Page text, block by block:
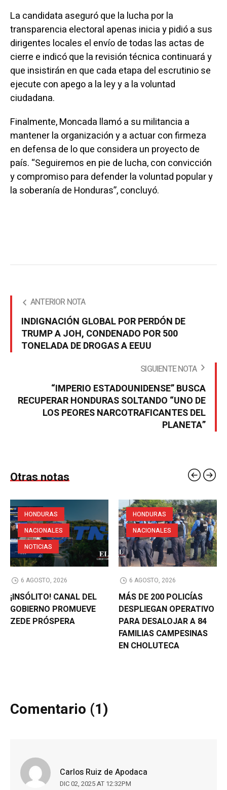
La candidata aseguró que la lucha por la
transparencia electoral apenas inicia y pidió a sus
dirigentes locales el envío de todas las actas de
cierre e indicó que la revisión técnica continuará y
que insistirán en que cada etapa del escrutinio se
ejecute con apego a la ley y a la voluntad
ciudadana.
Finalmente, Moncada llamó a su militancia a
mantener la organización y a actuar con firmeza
en defensa de lo que considera un proyecto de
país. “Seguiremos en pie de lucha, con convicción
y compromiso para defender la voluntad popular y
la soberanía de Honduras”, concluyó.
ANTERIOR NOTA
INDIGNACIÓN GLOBAL POR PERDÓN DE
TRUMP A JOH, CONDENADO POR 500
TONELADA DE DROGAS A EEUU
SIGUIENTE NOTA
“IMPERIO ESTADOUNIDENSE” BUSCA
RECUPERAR HONDURAS SOLTANDO “UNO DE
LOS PEORES NARCOTRAFICANTES DEL
PLANETA”
Otras notas
HONDURAS
NACIONALES
NOTICIAS
6 AGOSTO, 2026
¡INSÓLITO! CANAL DEL
GOBIERNO PROMUEVE
ZEDE PRÓSPERA
HONDURAS
NACIONALES
6 AGOSTO, 2026
MÁS DE 200 POLICÍAS
DESPLIEGAN OPERATIVO
PARA DESALOJAR A 84
FAMILIAS CAMPESINAS
EN CHOLUTECA
Comentario (1)
Carlos Ruiz de Apodaca
DIC 02, 2025 AT 12:32PM